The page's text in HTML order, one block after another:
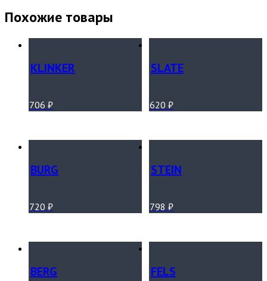
Похожие товары
KLINKER
706 ₽
SLATE
620 ₽
BURG
720 ₽
STEIN
798 ₽
BERG FELS